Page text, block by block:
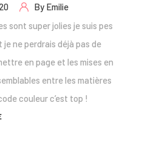
By Emilie
sont super jolies je suis pes
ne perdrais déjà pas de
en page et les mises en
entre les matières
couleur c’est top !